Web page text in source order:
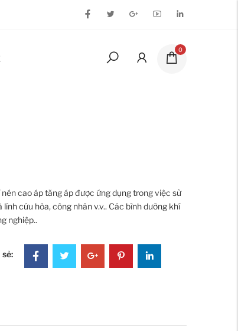
0
cao áp tăng áp được ứng dụng trong việc sử
cứu hỏa, công nhân v.v.. Các bình dưỡng khí
nghiệp..
sẻ: